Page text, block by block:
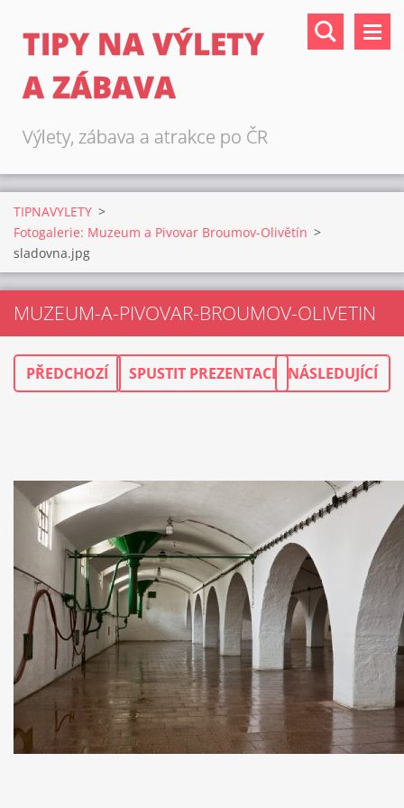
TIPY NA VÝLETY
A ZÁBAVA
Výlety, zábava a atrakce po ČR
TIPNAVYLETY >
Fotogalerie: Muzeum a Pivovar Broumov-Olivětín >
sladovna.jpg
MUZEUM-A-PIVOVAR-BROUMOV-OLIVETIN
PŘEDCHOZÍ SPUSTIT PREZENTACI NÁSLEDUJÍCÍ